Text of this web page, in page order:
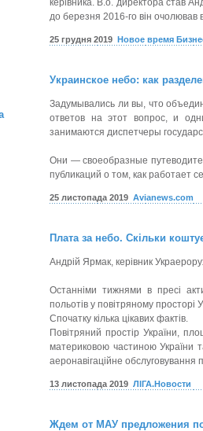
керівника. В.о. директора став
до березня 2016-го він очолював
25 грудня 2019 Новое время
Украинское небо: как
Задумывались ли вы, что
ответов на этот вопрос, и
занимаются диспетчеры
Они — своеобразные
публикаций о том, как работает
25 листопада 2019 Avianews.com
Плата за небо. Скільки
Андрій Ярмак, керівник
Останніми тижнями в пресі
польотів у повітряному просторі
Спочатку кілька цікавих фактів.
Повітряний простір України,
материковою частиною України
аеронавігаційне
13 листопада 2019 ЛІГА.Новости
Ждем от МАУ предложения по